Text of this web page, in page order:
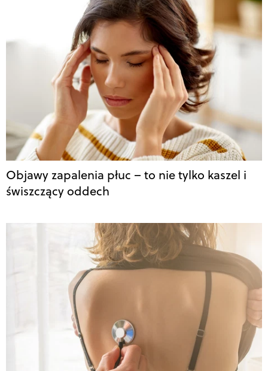
Objawy zapalenia płuc – to nie tylko kaszel i
świszczący oddech